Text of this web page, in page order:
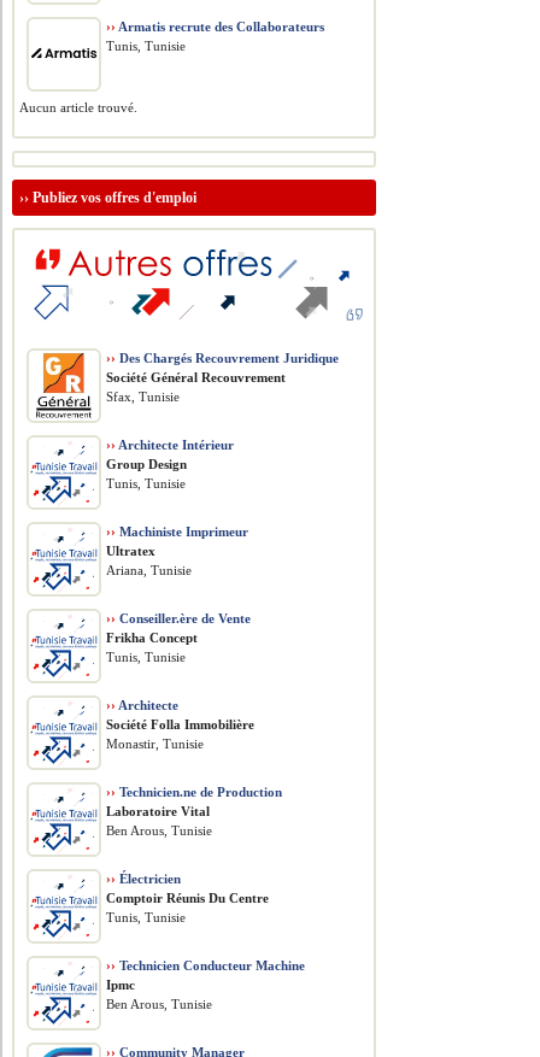
›› Armatis recrute des Collaborateurs
Tunis, Tunisie
Aucun article trouvé.
››Publiez vos offres d'emploi
›› Des Chargés Recouvrement Juridique
Société Général Recouvrement
Sfax, Tunisie
›› Architecte Intérieur
Group Design
Tunis, Tunisie
›› Machiniste Imprimeur
Ultratex
Ariana, Tunisie
›› Conseiller.ère de Vente
Frikha Concept
Tunis, Tunisie
›› Architecte
Société Folla Immobilière
Monastir, Tunisie
›› Technicien.ne de Production
Laboratoire Vital
Ben Arous, Tunisie
›› Électricien
Comptoir Réunis Du Centre
Tunis, Tunisie
›› Technicien Conducteur Machine
Ipmc
Ben Arous, Tunisie
›› Community Manager